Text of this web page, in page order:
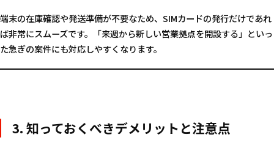
端末の在庫確認や発送準備が不要なため、SIMカードの発行だけであれ
ば非常にスムーズです。「来週から新しい営業拠点を開設する」といっ
た急ぎの案件にも対応しやすくなります。
3. 知っておくべきデメリットと注意点